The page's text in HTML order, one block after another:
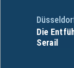
Die
Serail